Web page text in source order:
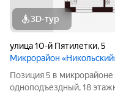
3D-тур
улица 10-й Пятилетки,5
Микрорайон
Позиция 5 в
одноподъездный, 18